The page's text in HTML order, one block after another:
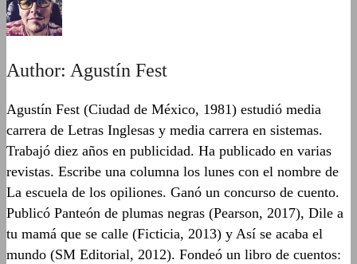
Author: Agustín Fest
Agustín Fest (Ciudad de México, 1981) estudió media
carrera de Letras Inglesas y media carrera en sistemas.
Trabajó diez años en publicidad. Ha publicado en varias
revistas. Escribe una columna los lunes con el nombre de
La escuela de los opiliones. Ganó un concurso de cuento.
Publicó Panteón de plumas negras (Pearson, 2017), Dile a
tu mamá que se calle (Ficticia, 2013) y Así se acaba el
mundo (SM Editorial, 2012). Fondeó un libro de cuentos: